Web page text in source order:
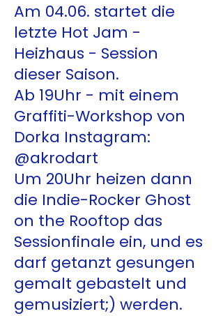
Am 04.06. startet die
letzte Hot Jam -
Heizhaus - Session
dieser Saison.
Ab 19Uhr - mit einem
Graffiti-Workshop von
Dorka Instagram:
@akrodart
Um 20Uhr heizen dann
die Indie-Rocker Ghost
on the Rooftop das
Sessionfinale ein, und es
darf getanzt gesungen
gemalt gebastelt und
gemusiziert;) werden.